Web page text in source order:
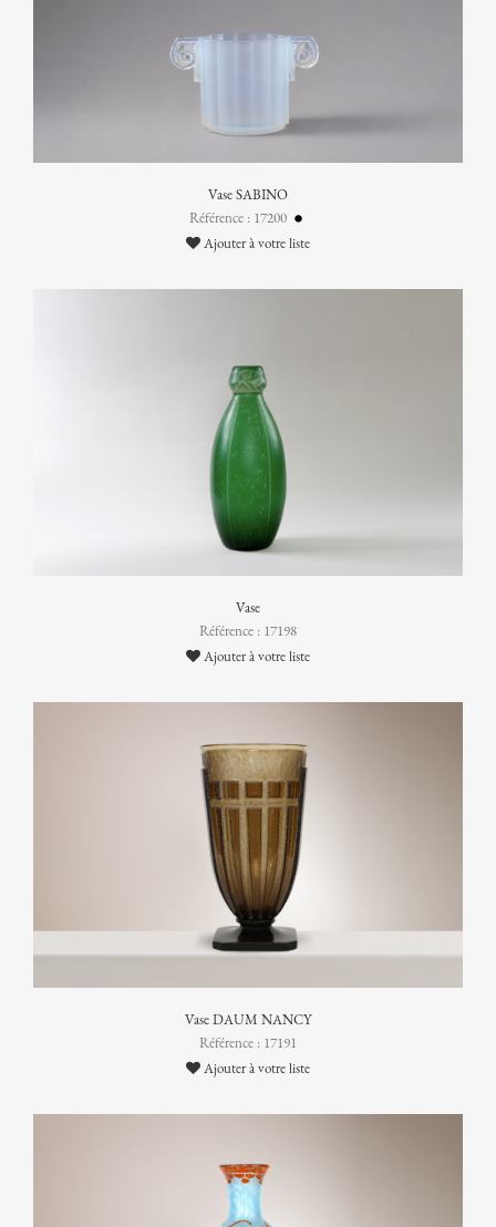
Vase SABINO
Référence : 17200
Ajouter à votre liste
Vase
Référence : 17198
Ajouter à votre liste
Vase DAUM NANCY
Référence : 17191
Ajouter à votre liste